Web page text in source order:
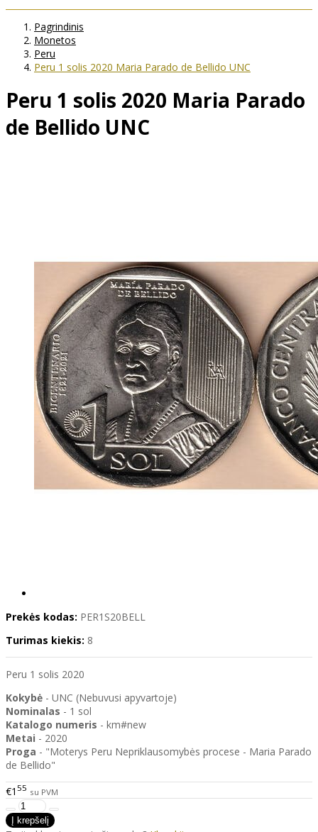
Pagrindinis
Monetos
Peru
Peru 1 solis 2020 Maria Parado de Bellido UNC
Peru 1 solis 2020 Maria Parado
de Bellido UNC
Prekės kodas: PER1S20BELL
Turimas kiekis: 8
Peru 1 solis 2020
Kokybė - UNC (Nebuvusi apyvartoje)
Nominalas - 1 sol
Katalogo numeris - km#new
Metai - 2020
Proga - "Moterys Peru Nepriklausomybės procese - Maria Parado
de Bellido"
€1 55 su PVM